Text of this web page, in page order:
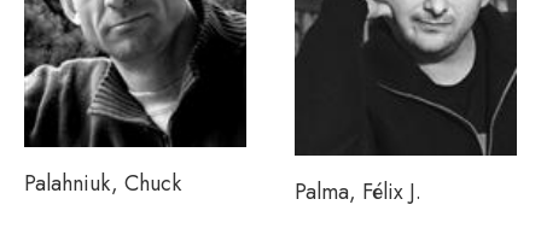
Palahniuk, Chuck Palma, Félix J.